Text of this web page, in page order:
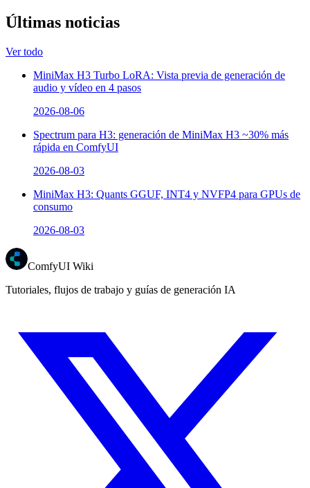
Últimas noticias
Ver todo
MiniMax H3 Turbo LoRA: Vista previa de generación de
audio y vídeo en 4 pasos
2026-08-06
Spectrum para H3: generación de MiniMax H3 ~30% más
rápida en ComfyUI
2026-08-03
MiniMax H3: Quants GGUF, INT4 y NVFP4 para GPUs de
consumo
2026-08-03
ComfyUI Wiki
Tutoriales, flujos de trabajo y guías de generación IA